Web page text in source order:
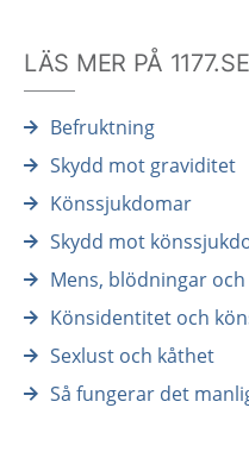
LÄS MER PÅ 1177.SE
Befruktning
Skydd mot graviditet
Könssjukdomar
Skydd mot
Mens, blödningar
Könsidentitet och
Sexlust och kåthet
Så fungerar det